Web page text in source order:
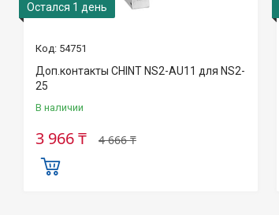
Остался 1 день
54751
Доп.контакты CHINT NS2-AU11 для NS2-
25
В наличии
4 666 ₸
3 966 ₸